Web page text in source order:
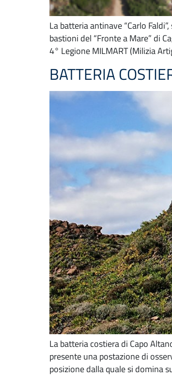
La batteria antinave “Carlo
bastioni del “Fronte a Mare” di
4° Legione MILMART (Milizia
BATTERIA
La batteria costiera di Capo
presente una postazione di
posizione dalla quale si domina